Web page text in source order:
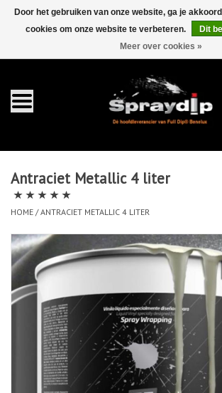
Gallons
Sprays
Sets
Pearls
Toebehoren
Detailing
Antraciet Metallic 4 liter
HOME /ANTRACIET METALLIC 4 LITER
Door het gebruiken van onze website, ga je
cookies om onze website te verbeteren.
Dit
Meer over cookies »